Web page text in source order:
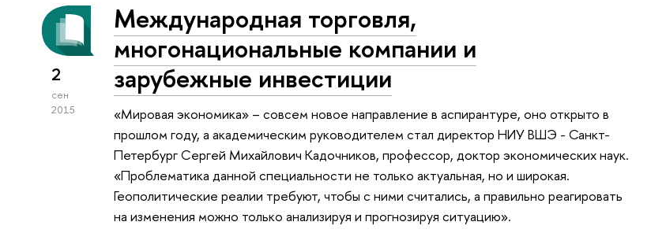
2
сен
2015
Международная торговля,
многонациональные компании и
зарубежные инвестиции
«Мировая экономика» – совсем новое направление в аспирантуре, оно открыто в
прошлом году, а академическим руководителем стал директор НИУ ВШЭ - Санкт-
Петербург Сергей Михайлович Кадочников, профессор, доктор экономических наук.
«Проблематика данной специальности не только актуальная, но и широкая.
Геополитические реалии требуют, чтобы с ними считались, а правильно реагировать
на изменения можно только анализируя и прогнозируя ситуацию».